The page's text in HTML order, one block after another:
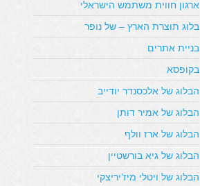
ארגון חווית משתמש הישראלי
בלוג תוצרת הארץ – של נופר
בניית אתרים
בקופסא
הבלוג של אלכסנדר יודייב
הבלוג של אמיר דותן
הבלוג של ארז וולף
הבלוג של גיא בורשטיין
הבלוג של ויטלי מיז’יריצקי